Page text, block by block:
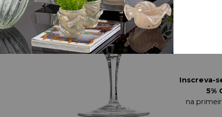
Inscreva-
5%
na